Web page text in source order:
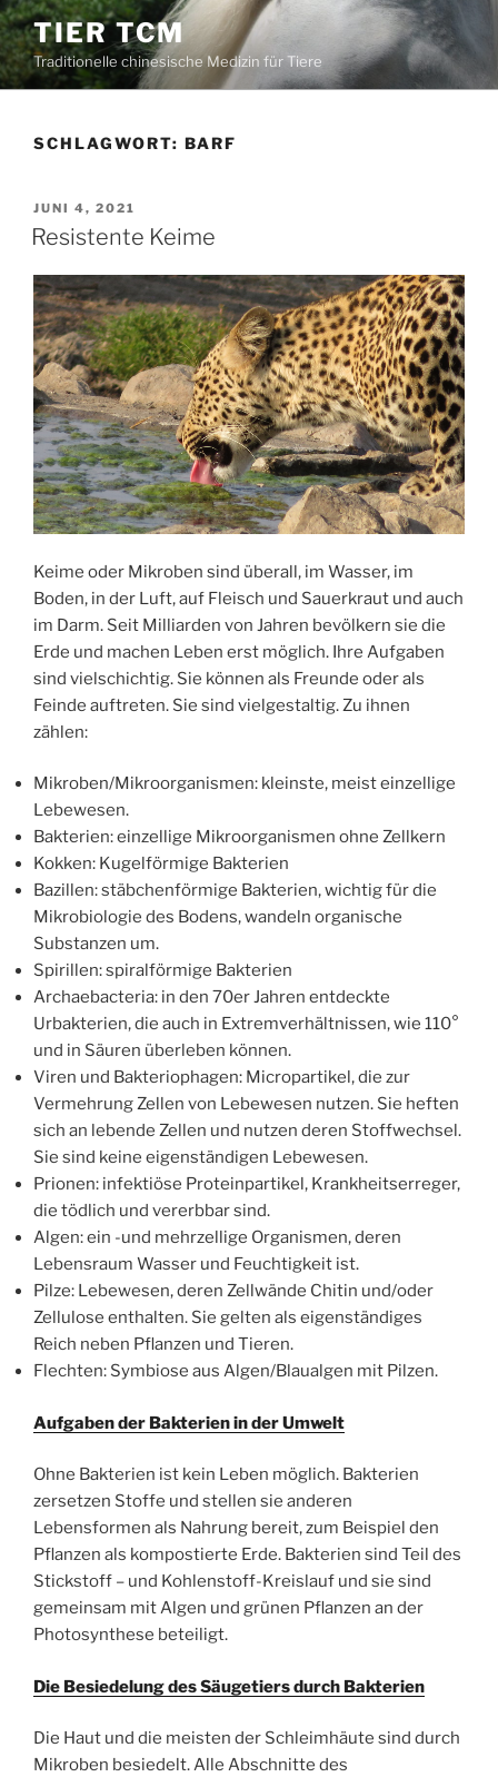
Zum
Inhalt
springen
TIER TCM
Traditionelle chinesische Medizin für Tiere
SCHLAGWORT: BARF
VERÖFFENTLICHT
AM
JUNI 4, 2021
Resistente Keime
Keime oder Mikroben sind überall, im Wasser, im
Boden, in der Luft, auf Fleisch und Sauerkraut und auch
im Darm. Seit Milliarden von Jahren bevölkern sie die
Erde und machen Leben erst möglich. Ihre Aufgaben
sind vielschichtig. Sie können als Freunde oder als
Feinde auftreten. Sie sind vielgestaltig. Zu ihnen
zählen:
Mikroben/Mikroorganismen: kleinste, meist einzellige
Lebewesen.
Bakterien: einzellige Mikroorganismen ohne Zellkern
Kokken: Kugelförmige Bakterien
Bazillen: stäbchenförmige Bakterien, wichtig für die
Mikrobiologie des Bodens, wandeln organische
Substanzen um.
Spirillen: spiralförmige Bakterien
Archaebacteria: in den 70er Jahren entdeckte
Urbakterien, die auch in Extremverhältnissen, wie 110°
und in Säuren überleben können.
Viren und Bakteriophagen: Micropartikel, die zur
Vermehrung Zellen von Lebewesen nutzen. Sie heften
sich an lebende Zellen und nutzen deren Stoffwechsel.
Sie sind keine eigenständigen Lebewesen.
Prionen: infektiöse Proteinpartikel, Krankheitserreger,
die tödlich und vererbbar sind.
Algen: ein -und mehrzellige Organismen, deren
Lebensraum Wasser und Feuchtigkeit ist.
Pilze: Lebewesen, deren Zellwände Chitin und/oder
Zellulose enthalten. Sie gelten als eigenständiges
Reich neben Pflanzen und Tieren.
Flechten: Symbiose aus Algen/Blaualgen mit Pilzen.
Aufgaben der Bakterien in der Umwelt
Ohne Bakterien ist kein Leben möglich. Bakterien
zersetzen Stoffe und stellen sie anderen
Lebensformen als Nahrung bereit, zum Beispiel den
Pflanzen als kompostierte Erde. Bakterien sind Teil des
Stickstoff – und Kohlenstoff-Kreislauf und sie sind
gemeinsam mit Algen und grünen Pflanzen an der
Photosynthese beteiligt.
Die Besiedelung des Säugetiers durch Bakterien
Die Haut und die meisten der Schleimhäute sind durch
Mikroben besiedelt. Alle Abschnitte des